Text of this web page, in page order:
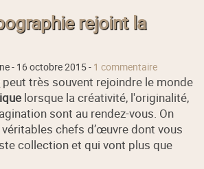
rejoint la
- 16 octobre 2015- 1 commentaire
peut très souvent rejoindre le monde
lorsque la créativité, l'originalité,
sont au rendez-vous. On
chefs d’œuvre dont vous
collection et qui vont plus que